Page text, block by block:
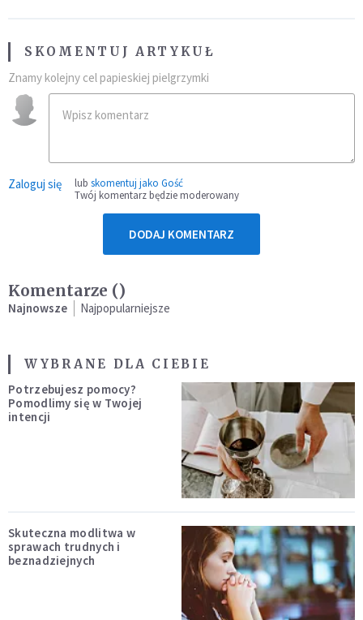
SKOMENTUJ ARTYKUŁ
Znamy kolejny cel papieskiej pielgrzymki
Zaloguj się lub skomentuj jako Gość
Twój komentarz będzie moderowany
DODAJ KOMENTARZ
Komentarze ()
Najnowsze Najpopularniejsze
WYBRANE DLA CIEBIE
Potrzebujesz pomocy?
Pomodlimy się w Twojej
intencji
Skuteczna modlitwa w
sprawach trudnych i
beznadziejnych